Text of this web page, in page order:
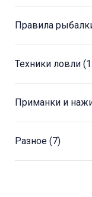
Правила
Техники ловли
Приманки и
Разное (7)